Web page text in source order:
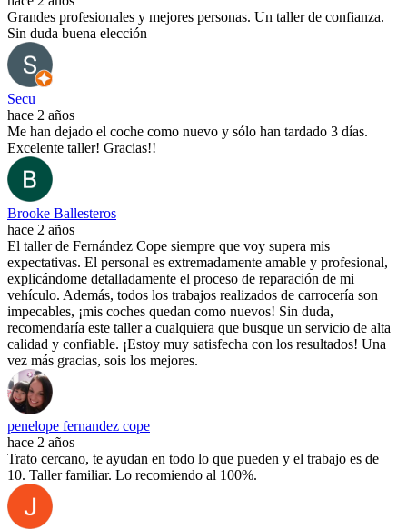
Grandes profesionales y mejores personas. Un taller de confianza.
Sin duda buena elección
Secu
hace 2 años
Me han dejado el coche como nuevo y sólo han tardado 3 días.
Excelente taller! Gracias!!
Brooke Ballesteros
hace 2 años
El taller de Fernández Cope siempre que voy supera mis
expectativas. El personal es extremadamente amable y profesional,
explicándome detalladamente el proceso de reparación de mi
vehículo. Además, todos los trabajos realizados de carrocería son
impecables, ¡mis coches quedan como nuevos! Sin duda,
recomendaría este taller a cualquiera que busque un servicio de alta
calidad y confiable. ¡Estoy muy satisfecha con los resultados! Una
vez más gracias, sois los mejores.
penelope fernandez cope
hace 2 años
Trato cercano, te ayudan en todo lo que pueden y el trabajo es de
10. Taller familiar. Lo recomiendo al 100%.